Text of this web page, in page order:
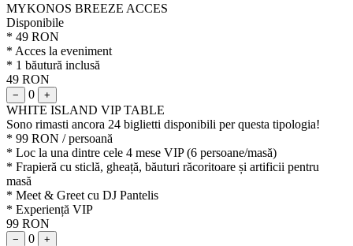
MYKONOS BREEZE ACCES
Disponibile
* 49 RON
* Acces la eveniment
* 1 băutură inclusă
49 RON
− 0 +
WHITE ISLAND VIP TABLE
Sono rimasti ancora 24 biglietti disponibili per questa tipologia!
* 99 RON / persoană
* Loc la una dintre cele 4 mese VIP (6 persoane/masă)
* Frapieră cu sticlă, gheață, băuturi răcoritoare și artificii pentru
masă
* Meet & Greet cu DJ Pantelis
* Experiență VIP
99 RON
− 0 +